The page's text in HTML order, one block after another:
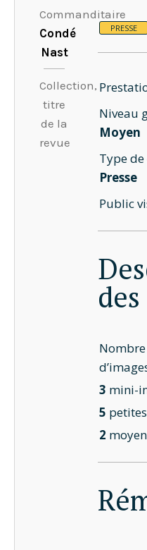
Commanditaire
Condé
Nast
Collection,
titre
de la
revue
PRESSE
Niveau
Moyen
Type
Presse
Public
3 mini-
5
2